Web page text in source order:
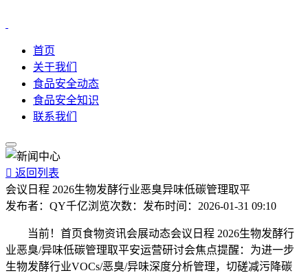
首页
关于我们
食品安全动态
食品安全知识
联系我们
 返回列表
会议日程 2026生物发酵行业恶臭异味低碳管理取平
发布者： QY千亿浏览次数： 发布时间： 2026-01-31 09:10
当前！首页食物资讯会展动态会议日程 2026生物发酵行
业恶臭/异味低碳管理取平安运营研讨会焦点提醒：为进一步
生物发酵行业VOCs/恶臭/异味深度分析管理，切磋减污降碳